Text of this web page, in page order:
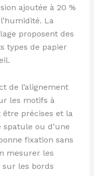
ajoutée à 20 %
La
proposent des
types de papier
de l’alignement
les motifs à
être précises et la
spatule ou d’une
fixation sans
mesurer les
les bords